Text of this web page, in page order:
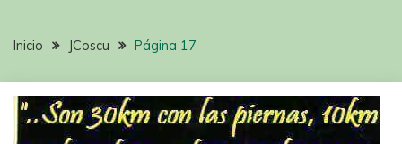
Inicio JCoscu Página 17